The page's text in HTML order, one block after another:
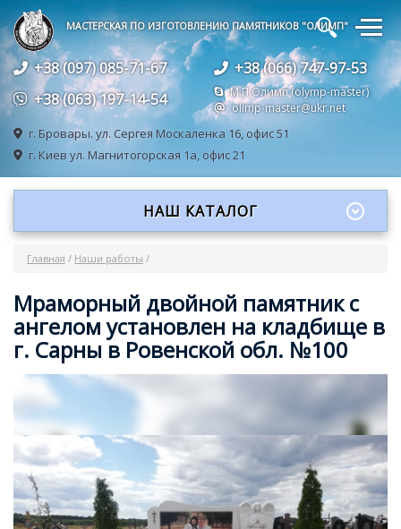
🔍
МАСТЕРСКАЯ ПО ИЗГОТОВЛЕНИЮ ПАМЯТНИКОВ "ОЛИМП"
+38 (097) 085-71-67
+38 (063) 197-14-54
+38 (066) 747-97-53
М.П.Олимп (olymp-master)
olimp-master@ukr.net
г. Бровары. ул. Сергея Москаленка 16, офис 51
г. Киев ул. Магнитогорская 1а, офис 21
Главная / Наши работы /
Мраморный двойной памятник с
ангелом установлен на кладбище в
г. Сарны в Ровенской обл. №100
НАШ КАТАЛОГ